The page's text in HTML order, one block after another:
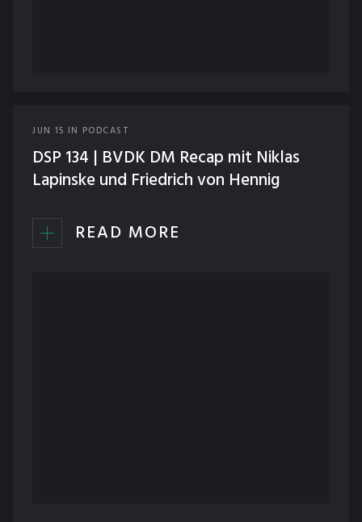
JUN 15 IN PODCAST
DSP 134 | BVDK DM Recap mit Niklas
Lapinske und Friedrich von Hennig
READ MORE